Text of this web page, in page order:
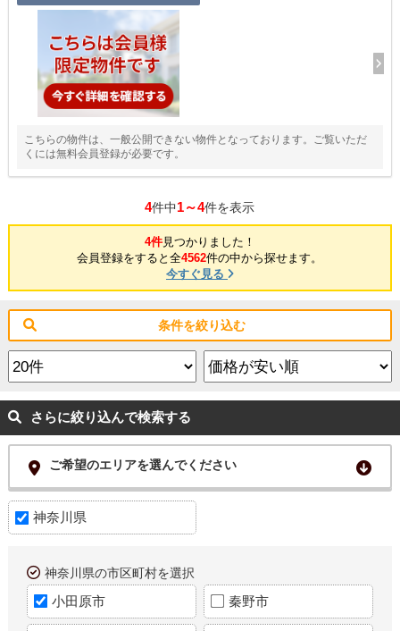
こちらの物件は、一般公開できない物件となっております。ご覧いただ
くには無料会員登録が必要です。
4件中1～4件を表示
4件見つかりました！
会員登録をすると全4562件の中から探せます。
今すぐ見る
条件を絞り込む
さらに絞り込んで検索する
ご希望のエリアを選んでください
神奈川県
神奈川県の市区町村を選択
小田原市 秦野市